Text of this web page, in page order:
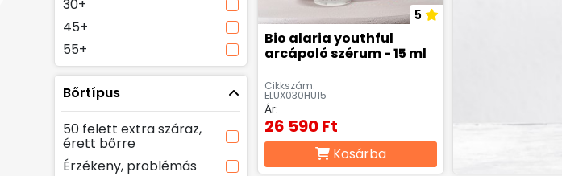
30+
45+
55+
Bőrtípus
50 felett extra száraz,
érett bőrre
Érzékeny, problémás
5
Bio alaria youthful
arcápoló szérum - 15 ml
Cikkszám:
ELUX030HU15
Ár:
26 590 Ft
Kosárba